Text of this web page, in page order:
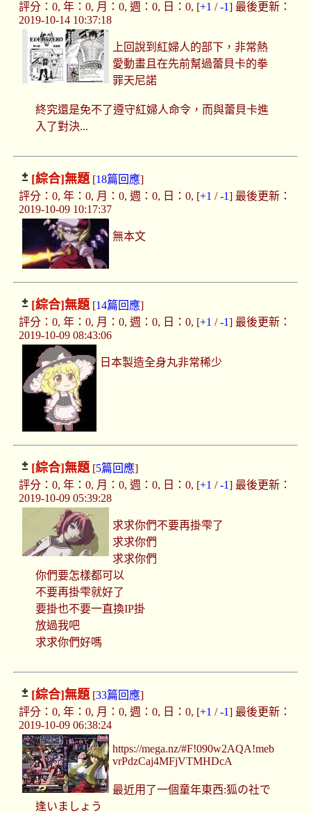
評分：0, 年：0, 月：0, 週：0, 日：0, [+1 /-1] 最後更新：
2019-10-14 10:37:18
上回說到紅婦人的部下，非常熱
愛動畫且在先前幫過蕾貝卡的拳
罪天尼諾
終究還是免不了遵守紅婦人命令，而與蕾貝卡進
入了對決...
[綜合]無題[18篇回應]
評分：0, 年：0, 月：0, 週：0, 日：0, [+1 /-1] 最後更新：
2019-10-09 10:17:37
無本文
[綜合]無題[14篇回應]
評分：0, 年：0, 月：0, 週：0, 日：0, [+1 /-1] 最後更新：
2019-10-09 08:43:06
日本製造全身丸非常稀少
[綜合]無題[5篇回應]
評分：0, 年：0, 月：0, 週：0, 日：0, [+1 /-1] 最後更新：
2019-10-09 05:39:28
求求你們不要再掛雫了
求求你們
求求你們
你們要怎樣都可以
不要再掛雫就好了
要掛也不要一直換IP掛
放過我吧
求求你們好嗎
[綜合]無題[33篇回應]
評分：0, 年：0, 月：0, 週：0, 日：0, [+1 /-1] 最後更新：
2019-10-09 06:38:24
https://mega.nz/#F!090w2AQA!meb
vrPdzCaj4MFjVTMHDcA
最近用了一個童年東西:狐の社で
逢いましょう